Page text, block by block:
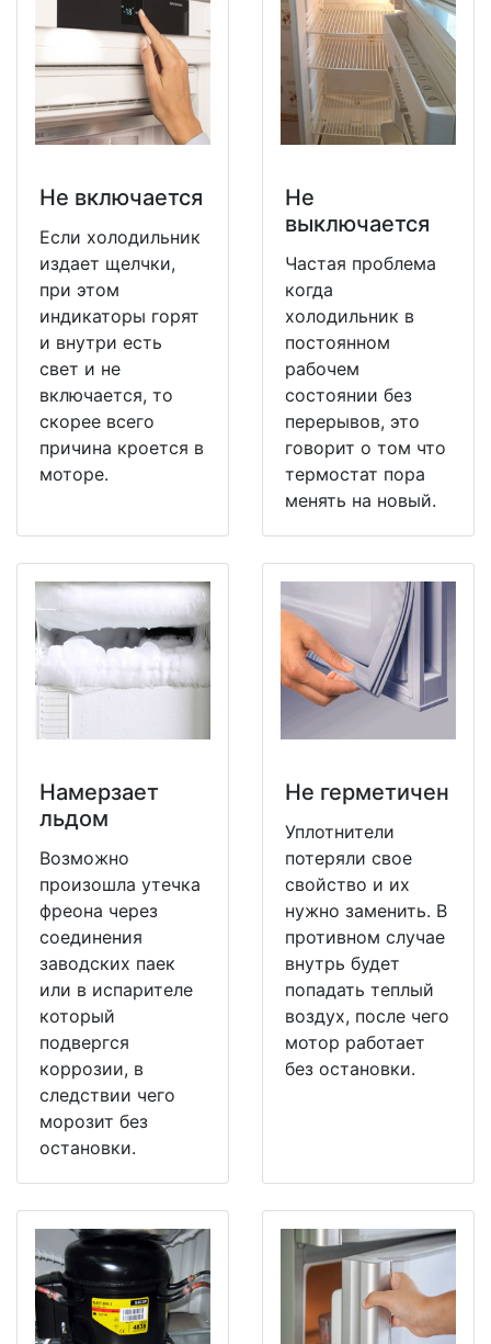
Не включается
Если холодильник
издает щелчки,
при этом
индикаторы горят
и внутри есть
свет и не
включается, то
скорее всего
причина кроется в
моторе.
Не
выключается
Частая проблема
когда
холодильник в
постоянном
рабочем
состоянии без
перерывов, это
говорит о том что
термостат пора
менять на новый.
Намерзает
льдом
Возможно
произошла утечка
фреона через
соединения
заводских паек
или в испарителе
который
подвергся
коррозии, в
следствии чего
морозит без
остановки.
Не герметичен
Уплотнители
потеряли свое
свойство и их
нужно заменить. В
противном случае
внутрь будет
попадать теплый
воздух, после чего
мотор работает
без остановки.